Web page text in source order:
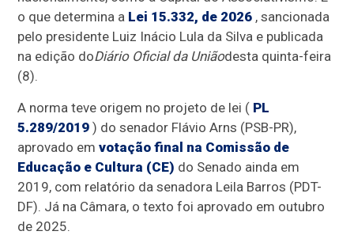
o que determina a Lei 15.332, de 2026 , sancionada
pelo presidente Luiz Inácio Lula da Silva e publicada
na edição doDiário Oficial da Uniãodesta quinta-feira
(8).
A norma teve origem no projeto de lei ( PL
5.289/2019 ) do senador Flávio Arns (PSB-PR),
aprovado emvotação final na Comissão de
Educação e Cultura (CE) do Senado ainda em
2019, com relatório da senadora Leila Barros (PDT-
DF). Já na Câmara, o texto foi aprovado em outubro
de 2025.